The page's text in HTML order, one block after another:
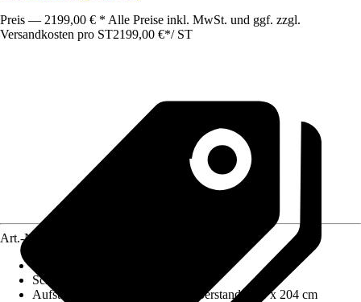
Preis — 2199,00 € * Alle Preise inkl. MwSt. und ggf. zzgl.
Versandkosten pro ST2199,00 €*/ ST
Art.-Nr.
Schneelast
Aufstellmaße B x T ohne Dachüberstand:
498 x 204 cm